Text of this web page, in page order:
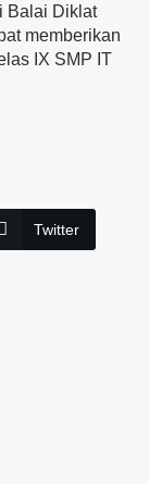
Balai Diklat
memberikan
IX SMP IT
Twitter